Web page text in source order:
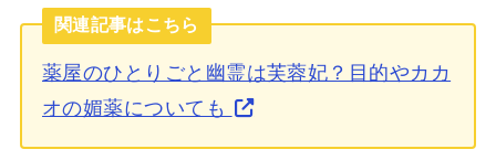
関連記事はこちら
薬屋のひとりごと幽霊は芙蓉妃？目的やカカ
オの媚薬についても